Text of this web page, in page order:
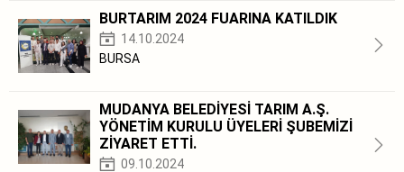
BURTARIM 2024 FUARINA KATILDIK
14.10.2024
BURSA
MUDANYA BELEDİYESİ TARIM A.Ş.
YÖNETİM KURULU ÜYELERİ ŞUBEMİZİ
ZİYARET ETTİ.
09.10.2024